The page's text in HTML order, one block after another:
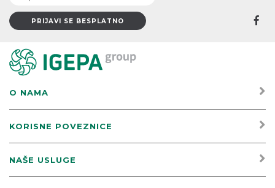
O NAMA
KORISNE POVEZNICE
NAŠE USLUGE